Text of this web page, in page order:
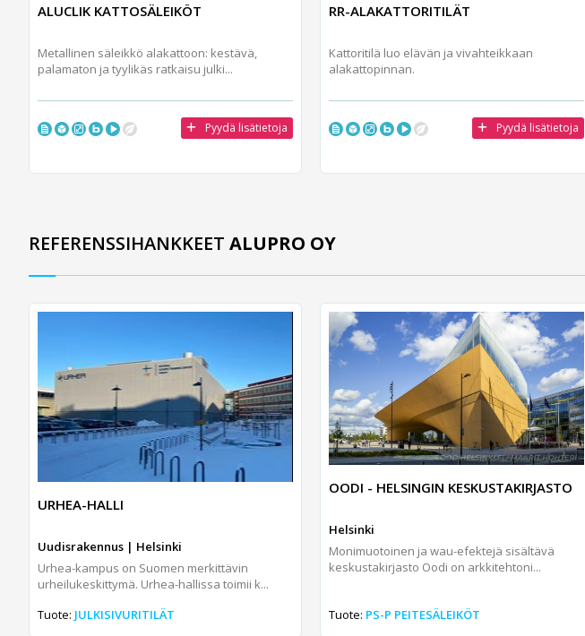
ALUCLIK KATTOSÄLEIKÖT
Metallinen säleikkö alakattoon: kestävä,
palamaton ja tyylikäs ratkaisu julki...
Pyydä lisätietoja
RR-ALAKATTORITILÄT
Kattoritilä luo elävän ja vivahteikkaan
alakattopinnan.
Pyydä lisätietoja
REFERENSSIHANKKEET ALUPRO OY
URHEA-HALLI
Uudisrakennus | Helsinki
Urhea-kampus on Suomen merkittävin
urheilukeskittymä. Urhea-hallissa toimii k...
Tuote: JULKISIVURITILÄT
OODI - HELSINGIN KESKUSTAKIRJASTO
Helsinki
Monimuotoinen ja wau-efektejä sisältävä
keskustakirjasto Oodi on arkkitehtoni...
Tuote: PS-P PEITESÄLEIKÖT